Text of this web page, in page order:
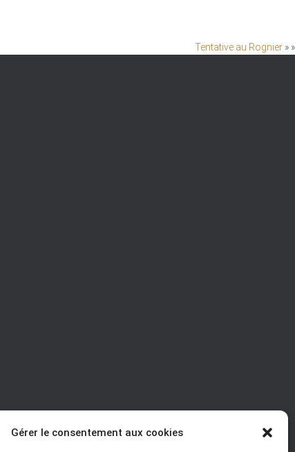
Gérer le consentement aux cookies
Tentative au Rognier » »